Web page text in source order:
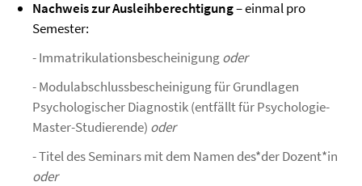
Nachweis zur Ausleihberechtigung– einmal pro
Semester:
- Immatrikulationsbescheinigungoder
- Modulabschlussbescheinigung für Grundlagen
Psychologischer Diagnostik (entfällt für Psychologie-
Master-Studierende) oder
- Titel des Seminars mit dem Namen des*der Dozent*in
oder